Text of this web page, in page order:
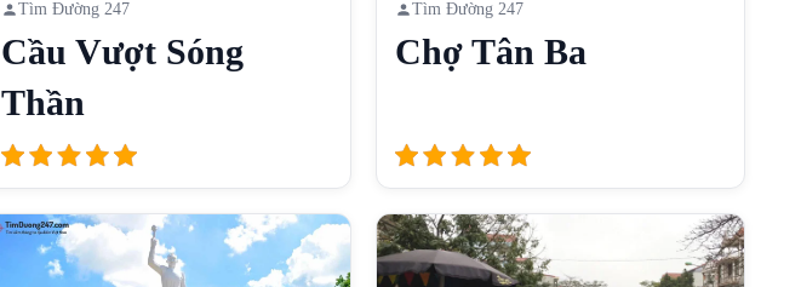
Tìm Đường 247
Cầu Vượt Sóng
Thần
Tìm Đường 247
Chợ Tân Ba